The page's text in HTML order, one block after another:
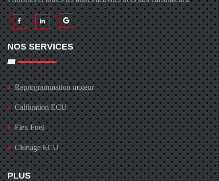
NOS SERVICES
Reprogrammation moteur
Calibration ECU
Flex Fuel
Clonage ECU
PLUS